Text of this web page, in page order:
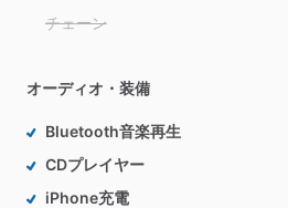
チェーン
オーディオ・装備
Bluetooth音楽再生
CDプレイヤー
iPhone充電